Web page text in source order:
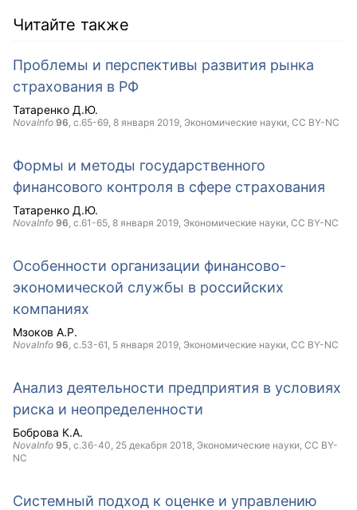
Читайте также
Проблемы и перспективы развития рынка
страхования в РФ
Татаренко Д.Ю.
NovaInfo 96, с.65-69, 8 января 2019, Экономические науки, CC BY-NC
Формы и методы государственного
финансового контроля в сфере страхования
Татаренко Д.Ю.
NovaInfo 96, с.61-65, 8 января 2019, Экономические науки, CC BY-NC
Особенности организации финансово-
экономической службы в российских
компаниях
Мзоков А.Р.
NovaInfo 96, с.53-61, 5 января 2019, Экономические науки, CC BY-NC
Анализ деятельности предприятия в условиях
риска и неопределенности
Боброва К.А.
NovaInfo 95, с.36-40, 25 декабря 2018, Экономические науки, CC BY-
NC
Системный подход к оценке и управлению